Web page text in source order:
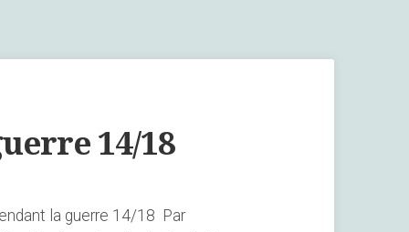
14/18
la guerre 14/18 Par